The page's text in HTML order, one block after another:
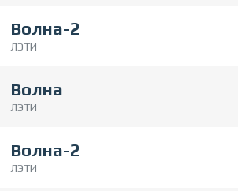
Волна-2
ЛЭТИ
Волна
ЛЭТИ
Волна-2
ЛЭТИ